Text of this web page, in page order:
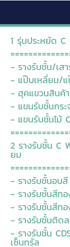
1 รุ่นประหยัด C
- รางรับชั้น/เส
- แป๊บเหลี่ยม/
- ฮุคแขวนสินค้
- แขนรับชั้นกระ
- แขนรับชั้นไม้
2 รางรับชั้น C
ยม
- รางรับชั้นอบสี
- รางรับชั้นสีท
- รางรับชั้นสีท
- รางรับชั้นติด
- รางรับชั้น
เซ็นทรัล